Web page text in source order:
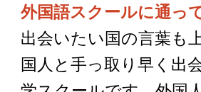
外国語スクールに通っ
出会いたい国の言葉も
国人と手っ取り早く出